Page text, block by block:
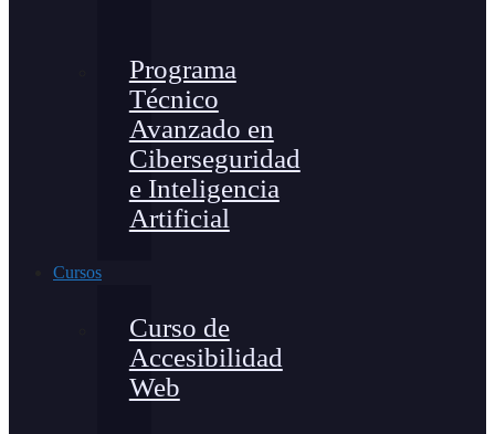
Programa
Técnico
Avanzado en
Ciberseguridad
e Inteligencia
Artificial
Cursos
Curso de
Accesibilidad
Web